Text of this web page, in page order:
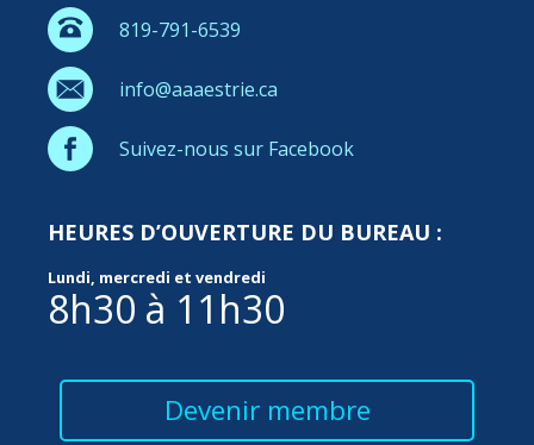
819-791-6539
info@aaaestrie.ca
Suivez-nous sur Facebook
HEURES D’OUVERTURE DU BUREAU :
Lundi, mercredi et vendredi
8h30 à 11h30
Devenir membre